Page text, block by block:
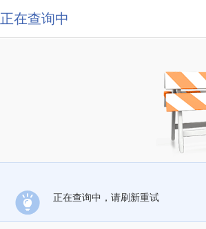
正在查询中
正在查询中，请刷新重试